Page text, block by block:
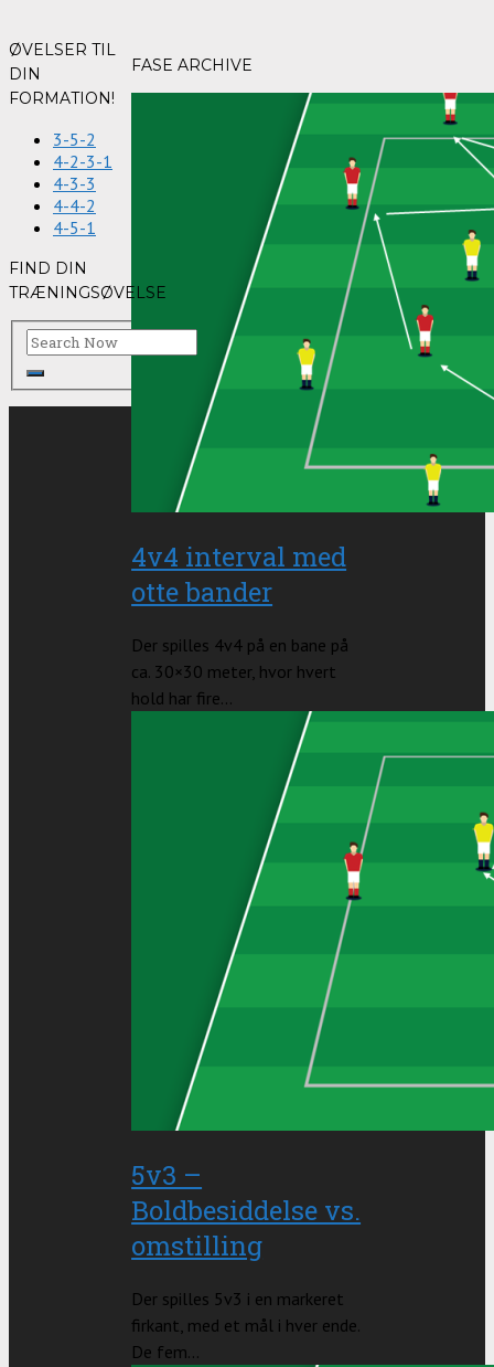
FASE ARCHIVE
4v4 interval med
otte bander
Der spilles 4v4 på en bane på
ca. 30×30 meter, hvor hvert
hold har fire...
5v3 –
Boldbesiddelse vs.
omstilling
Der spilles 5v3 i en markeret
firkant, med et mål i hver ende.
De fem...
ØVELSER TIL
DIN
FORMATION!
3-5-2
4-2-3-1
4-3-3
4-4-2
4-5-1
FIND DIN
TRÆNINGSØVELSE